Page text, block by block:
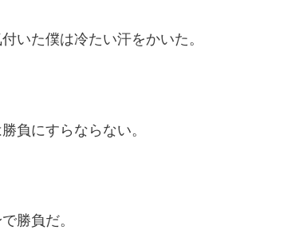
いた僕は冷たい汗をかいた。
負にすらならない。
勝負だ。